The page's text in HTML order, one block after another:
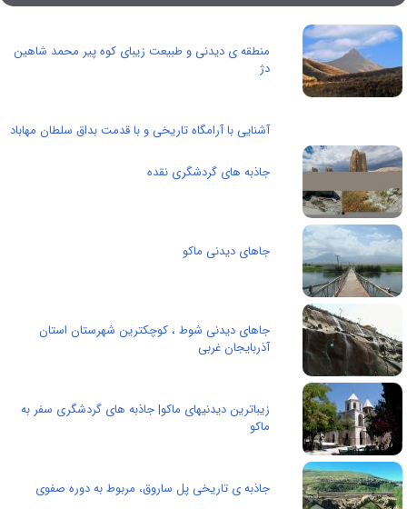
منطقه ی دیدنی و طبیعت زیبای کوه پیر محمد شاهین
دژ
آشنایی با آرامگاه تاریخی و با قدمت بداق سلطان مهاباد
جاذبه های گردشگری نقده
جاهای دیدنی ماکو
جاهای دیدنی شوط ، کوچکترین شهرستان استان
آذربایجان غربی
زیباترین دیدنیهای ماکو| جاذبه های گردشگری سفر به
ماکو
جاذبه ی تاریخی پل ساروق، مربوط به دوره صفوی